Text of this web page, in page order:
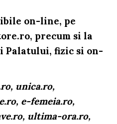
on-line, pe
, precum si la
Palatului, fizic si on-
unica.ro,
e-femeia.ro,
ultima-ora.ro,